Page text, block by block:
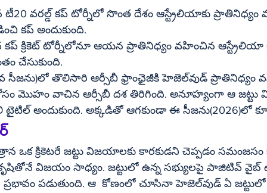
ఓడించి కప్ అందుకుంది.
చేసుకుంది.
కోసం మొహం వాచిన ఆర్సీబీ దశ తిరిగింది. అనూహ్యంగా ఆ
అందుకుంది. అక్కడితో ఆగకుండా ఈ సీజను(2026)లో
ఒక క్రికెటరే జట్టు విజయాలకు కారకుడని చెప్పడం సమంజసం
ఆ  కోణంలో చూసినా హెజెల్‌వుడ్ ఏ జట్టులో ఉన్నా విలువైన